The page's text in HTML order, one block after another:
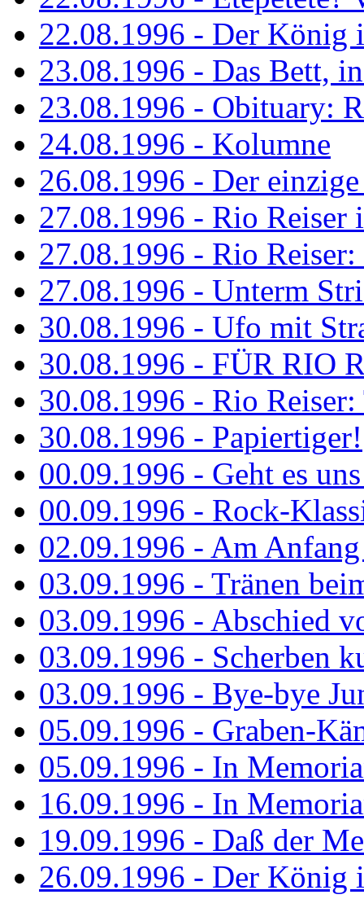
22.08.1996 - Der König
23.08.1996 - Das Bett,
23.08.1996 - Obituary:
24.08.1996 - Kolumne
26.08.1996 - Der
27.08.1996 - Rio Reiser
27.08.1996 - Rio
27.08.1996 - Unterm
30.08.1996 - Ufo mit
30.08.1996 - FÜR RIO
30.08.1996 - Rio
30.08.1996 - Papiertiger!
00.09.1996 - Geht es
00.09.1996 - Rock-
02.09.1996 - Am
03.09.1996 - Tränen
03.09.1996 - Abschied
03.09.1996 - Scherben
03.09.1996 - Bye-bye
05.09.1996 - Graben-
05.09.1996 - In
16.09.1996 - In
19.09.1996 - Daß der
26.09.1996 - Der König